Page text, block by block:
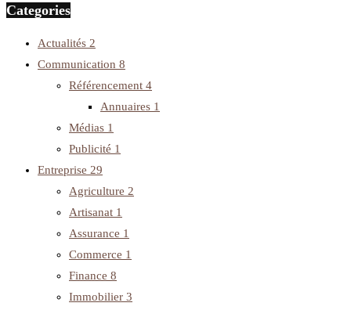
Categories
Actualités 2
Communication 8
Référencement 4
Annuaires 1
Médias 1
Publicité 1
Entreprise 29
Agriculture 2
Artisanat 1
Assurance 1
Commerce 1
Finance 8
Immobilier 3